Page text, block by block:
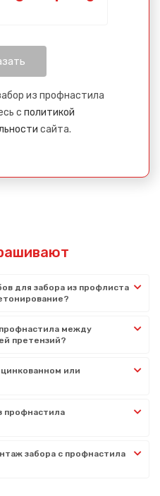
из профнастила
с политикой
сайта.
для забора из профлиста
между
претензий?
или
профнастила
забора с профнастила